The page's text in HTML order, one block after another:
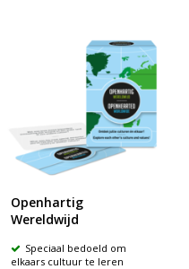
Openhartig
Wereldwijd
Speciaal bedoeld om
elkaars cultuur te leren